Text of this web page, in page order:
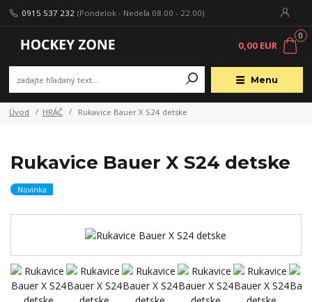
Menu
0915 537 232 (Pondelok - Nedeľa 08.00 - 22.00)
0
0,00 EUR
Úvod HRÁČ Rukavice Bauer X S24 detske
Rukavice Bauer X S24 detske
Novinka